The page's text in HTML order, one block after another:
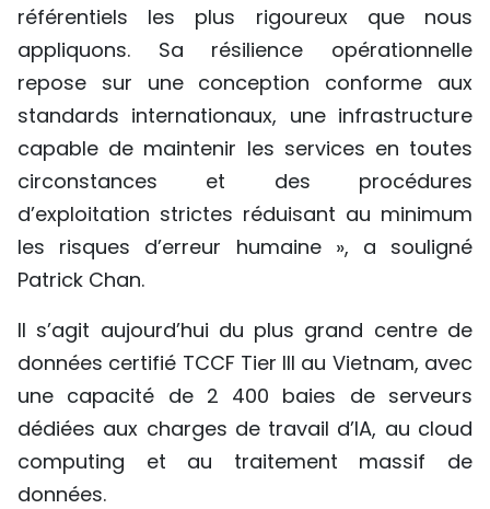
référentiels les plus rigoureux que nous
appliquons. Sa résilience opérationnelle
repose sur une conception conforme aux
standards internationaux, une infrastructure
capable de maintenir les services en toutes
circonstances et des procédures
d’exploitation strictes réduisant au minimum
les risques d’erreur humaine », a souligné
Patrick Chan.
Il s’agit aujourd’hui du plus grand centre de
données certifié TCCF Tier III au Vietnam, avec
une capacité de 2 400 baies de serveurs
dédiées aux charges de travail d’IA, au cloud
computing et au traitement massif de
données.